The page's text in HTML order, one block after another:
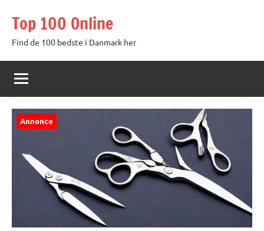
indhold
Top 100 Online
Find de 100 bedste i Danmark her
Annonce